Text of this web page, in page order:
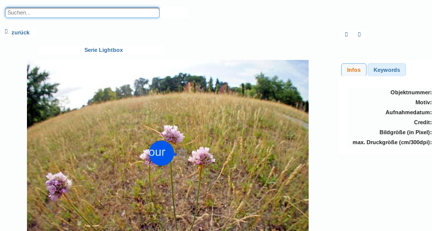
zurück
Serie Lightbox
Infos Keywords
Objektnummer:
Motiv:
Aufnahmedatum:
Credit:
Bildgröße (in Pixel):
max. Druckgröße (cm/300dpi):